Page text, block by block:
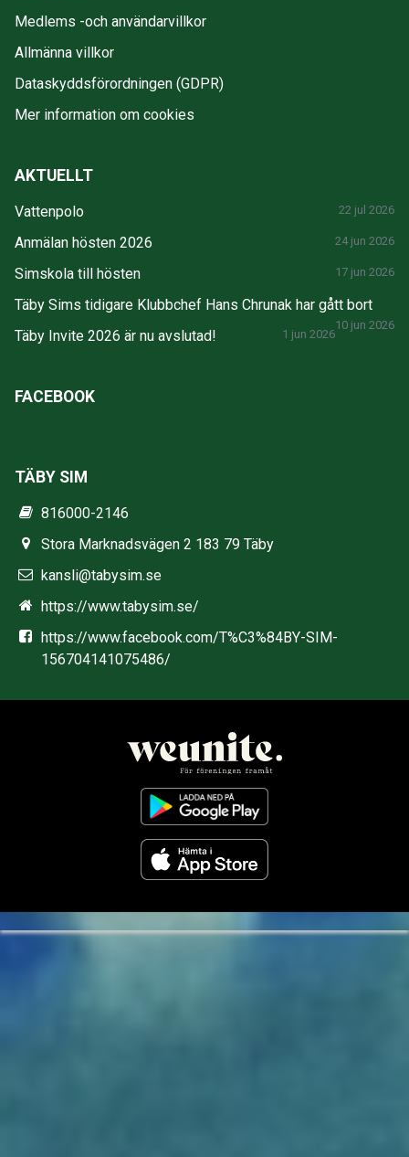
Medlems -och användarvillkor
Allmänna villkor
Dataskyddsförordningen (GDPR)
Mer information om cookies
AKTUELLT
Vattenpolo 22 jul 2026
Anmälan hösten 2026 24 jun 2026
Simskola till hösten 17 jun 2026
Täby Sims tidigare Klubbchef Hans Chrunak har gått bort
10 jun 2026
Täby Invite 2026 är nu avslutad! 1 jun 2026
FACEBOOK
TÄBY SIM
816000-2146
Stora Marknadsvägen 2 183 79 Täby
kansli@tabysim.se
https://www.tabysim.se/
https://www.facebook.com/T%C3%84BY-SIM-
156704141075486/